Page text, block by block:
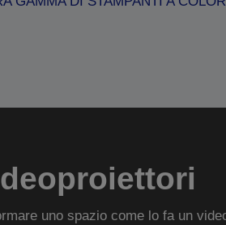
uno spazio come lo fa un